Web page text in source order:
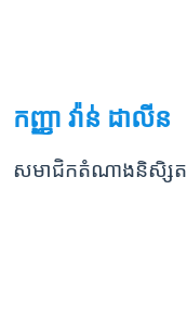
កញ្ញា វ៉ាន់ ដាលីន
សមាជិកតំណាងនិសិ្សត